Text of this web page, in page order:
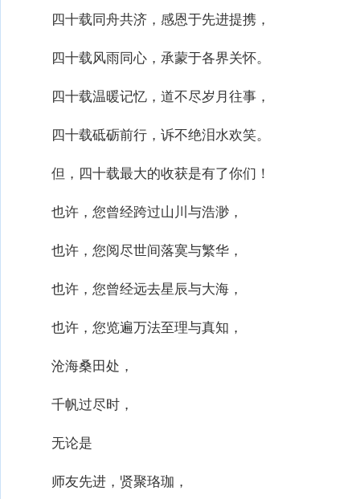
四十载同舟共济，感恩于先进提携，
四十载风雨同心，承蒙于各界关怀。
四十载温暖记忆，道不尽岁月往事，
四十载砥砺前行，诉不绝泪水欢笑。
但，四十载最大的收获是有了你们！
也许，您曾经跨过山川与浩渺，
也许，您阅尽世间落寞与繁华，
也许，您曾经远去星辰与大海，
也许，您览遍万法至理与真知，
沧海桑田处，
千帆过尽时，
无论是
师友先进，贤聚珞珈，